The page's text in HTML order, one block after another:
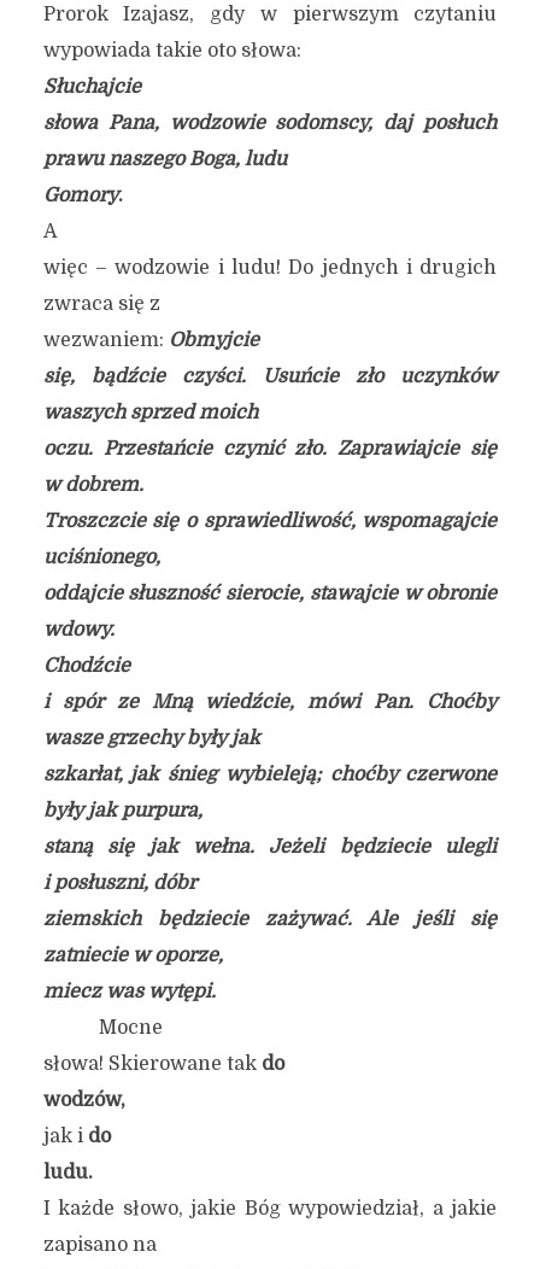
Prorok Izajasz, gdy w pierwszym czytaniu
wypowiada takie oto słowa:
Słuchajcie
słowa Pana, wodzowie sodomscy, daj posłuch
prawu naszego Boga, ludu
Gomory.
A
więc – wodzowie i ludu! Do jednych i drugich
zwraca się z
wezwaniem: Obmyjcie
się, bądźcie czyści. Usuńcie zło uczynków
waszych sprzed moich
oczu. Przestańcie czynić zło. Zaprawiajcie się
w dobrem.
Troszczcie się o sprawiedliwość, wspomagajcie
uciśnionego,
oddajcie słuszność sierocie, stawajcie w obronie
wdowy.
Chodźcie
i spór ze Mną wiedźcie, mówi Pan. Choćby
wasze grzechy były jak
szkarłat, jak śnieg wybieleją; choćby czerwone
były jak purpura,
staną się jak wełna. Jeżeli będziecie ulegli
i posłuszni, dóbr
ziemskich będziecie zażywać. Ale jeśli się
zatniecie w oporze,
miecz was wytępi.
Mocne
słowa! Skierowane tak do
wodzów,
jak i do
ludu.
I każde słowo, jakie Bóg wypowiedział, a jakie
zapisano na